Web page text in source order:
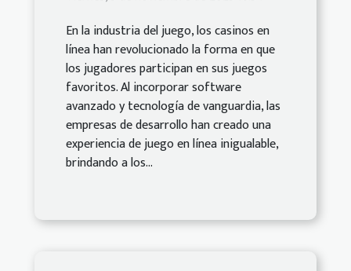
En la industria del juego, los casinos en
línea han revolucionado la forma en que
los jugadores participan en sus juegos
favoritos. Al incorporar software
avanzado y tecnología de vanguardia, las
empresas de desarrollo han creado una
experiencia de juego en línea inigualable,
brindando a los...